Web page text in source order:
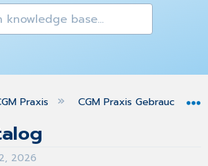
global hierarchy
Praxis CGM Praxis
2026